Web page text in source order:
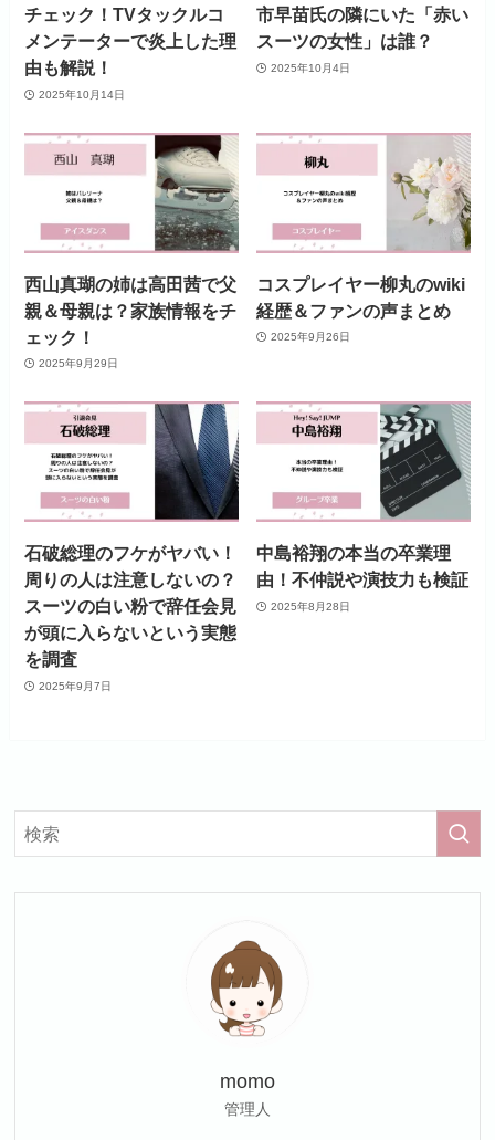
チェック！TVタックルコ
メンテーターで炎上した理
由も解説！
2025年10月14日
市早苗氏の隣にいた「赤い
スーツの女性」は誰？
2025年10月4日
西山真瑚の姉は高田茜で父
親＆母親は？家族情報をチ
ェック！
2025年9月29日
コスプレイヤー柳丸のwiki
経歴＆ファンの声まとめ
2025年9月26日
石破総理のフケがヤバい！
周りの人は注意しないの？
スーツの白い粉で辞任会見
が頭に入らないという実態
を調査
2025年9月7日
中島裕翔の本当の卒業理
由！不仲説や演技力も検証
2025年8月28日
momo
管理人